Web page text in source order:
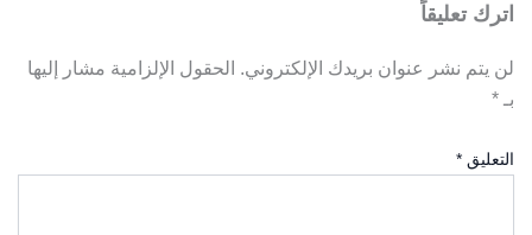
اترك تعليقاً
لن يتم نشر عنوان بريدك الإلكتروني. الحقول الإلزامية مشار إليها
بـ *
التعليق *